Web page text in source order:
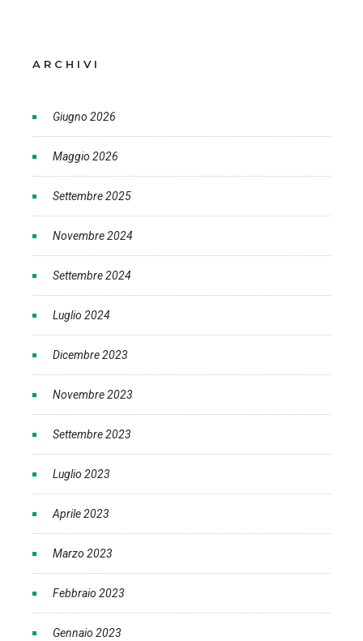
ARCHIVI
Giugno 2026
Maggio 2026
Settembre 2025
Novembre 2024
Settembre 2024
Luglio 2024
Dicembre 2023
Novembre 2023
Settembre 2023
Luglio 2023
Aprile 2023
Marzo 2023
Febbraio 2023
Gennaio 2023